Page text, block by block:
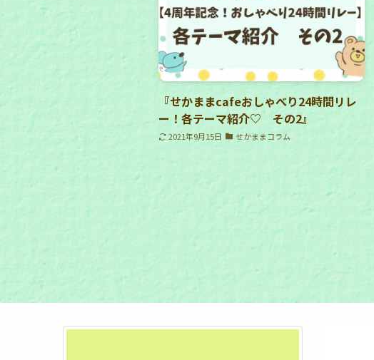
『せかままcafeおしゃべり24時間リレ
ー！各テーマ紹介♡ その2』
2021年9月15日 せかままコラム